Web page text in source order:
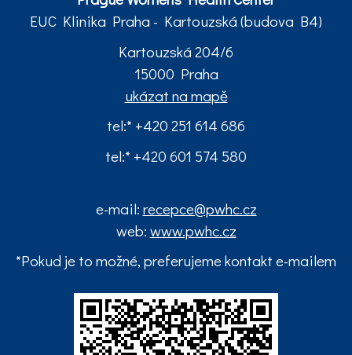
EUC Klinika Praha - Kartouzská (budova B4)
Kartouzská 204/6
15000 Praha
ukázat na mapě
tel:* +420 251 614 686
tel:* +420 601 574 580
e-mail: recepce@pwhc.cz
web: www.pwhc.cz
*Pokud je to možné, preferujeme kontakt e-mailem